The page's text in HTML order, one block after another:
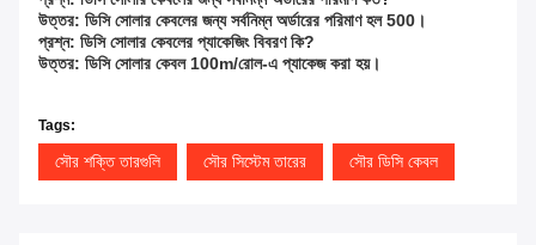
উত্তর: ডিসি সোলার কেবলের জন্য সর্বনিম্ন অর্ডারের পরিমাণ হল 500।
প্রশ্ন: ডিসি সোলার কেবলের প্যাকেজিং বিবরণ কি?
উত্তর: ডিসি সোলার কেবল 100m/রোল-এ প্যাকেজ করা হয়।
Tags:
সৌর শক্তি তারগুলি সৌর সিস্টেম তারের সৌর ডিসি কেবল